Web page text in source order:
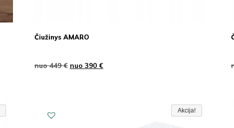
Čiužinys AMARO
nuo449€ nuo 390 €
Akcija!
Akcija
Akcija!